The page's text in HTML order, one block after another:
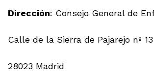
Dirección: Consejo General de
Calle de la Sierra de Pajarejo nº 13
28023 Madrid